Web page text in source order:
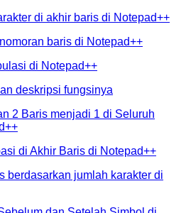
di akhir baris di Notepad++
baris di Notepad++
di Notepad++
deskripsi fungsinya
2 Baris menjadi 1 di Seluruh
di Akhir Baris di Notepad++
berdasarkan jumlah karakter di